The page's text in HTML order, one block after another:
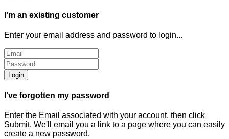
I'm an existing customer
Enter your email address and password to login...
Login
I've forgotten my password
Enter the Email associated with your account, then click
Submit. We'll email you a link to a page where you can easily
create a new password.